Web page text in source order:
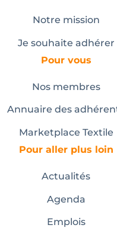
Notre mission
Je souhaite adhérer
Pour vous
Nos membres
Annuaire des
Marketplace Textile
Pour aller plus loin
Actualités
Agenda
Emplois